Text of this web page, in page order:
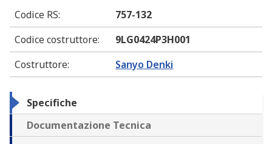
Codice RS:
757-132
Codice costruttore:
9LG0424P3H001
Costruttore: Sanyo Denki
Specifiche
Documentazione Tecnica